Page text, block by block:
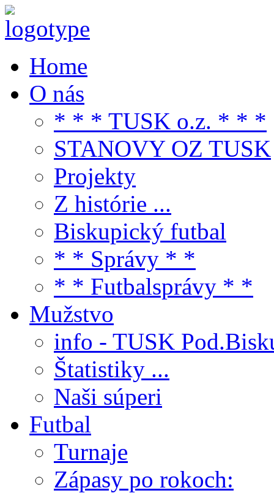
Home
O nás
* * * TUSK o.z. * * *
STANOVY OZ TUSK
Projekty
Z histórie ...
Biskupický futbal
* * Správy * *
* * Futbalsprávy * *
Mužstvo
info - TUSK
Štatistiky ...
Naši súperi
Futbal
Turnaje
Zápasy po rokoch: